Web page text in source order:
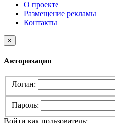
О проекте
Размещение рекламы
Контакты
×
Авторизация
Логин:
Пароль:
Войти как пользователь: